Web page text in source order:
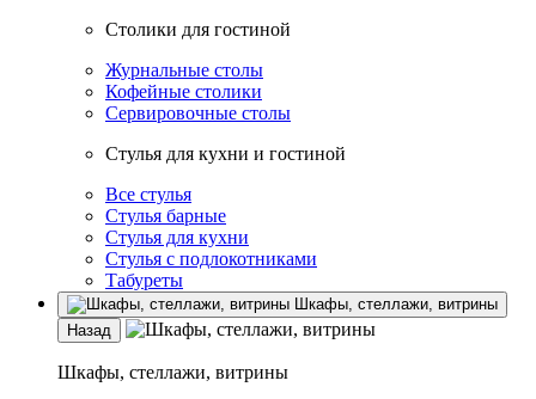
Столики для гостиной
Журнальные столы
Кофейные столики
Сервировочные столы
Стулья для кухни и гостиной
Все стулья
Стулья барные
Стулья для кухни
Стулья с подлокотниками
Табуреты
Шкафы, стеллажи, витрины
Назад
Шкафы, стеллажи, витрины